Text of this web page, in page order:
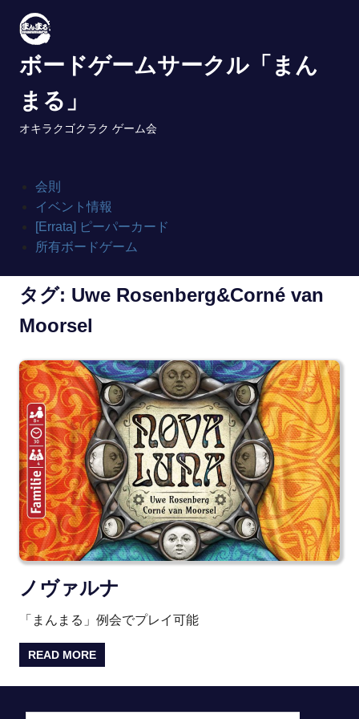
content
ボードゲームサークル「まん
まる」
オキラクゴクラク ゲーム会
会則
イベント情報
[Errata] ピーパーカード
所有ボードゲーム
タグ: Uwe Rosenberg&Corné van
Moorsel
ノヴァルナ
「まんまる」例会でプレイ可能
READ MORE